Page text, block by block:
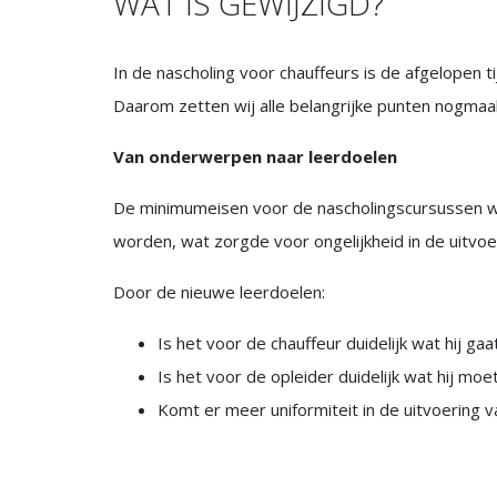
In de nascholing voor chauffeurs is de
Daarom zetten wij alle belangrijke punten
Van onderwerpen naar leerdoelen
De minimumeisen voor de
worden, wat zorgde voor ongelijkheid in de
Door de nieuwe leerdoelen:
Is het voor de chauffeur duidelijk wat hij
Is het voor de opleider duidelijk wat hij
Komt er meer uniformiteit in de uitvoering